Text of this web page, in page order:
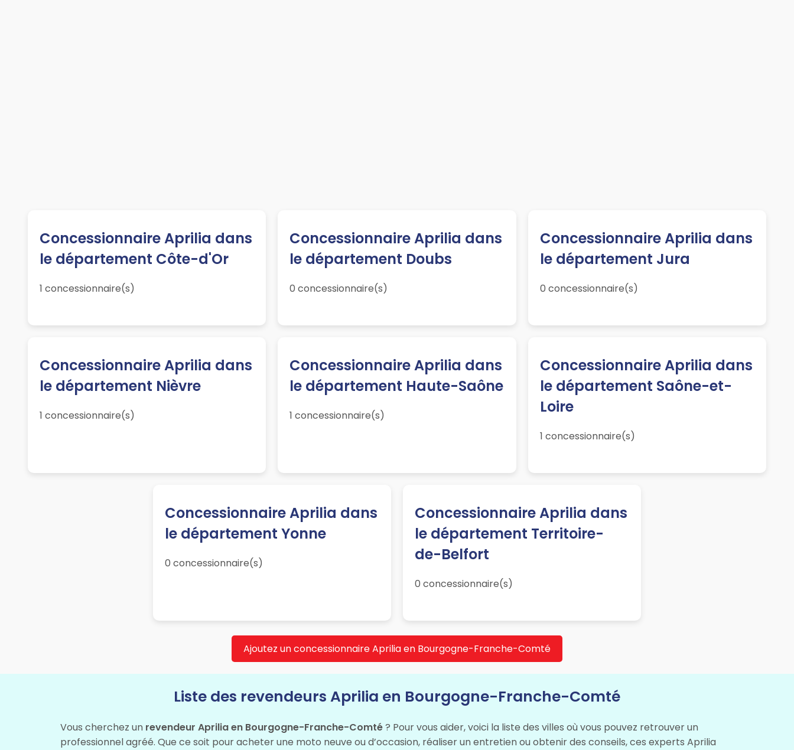
Concessionnaire Aprilia dans
le département Côte-d'Or
1 concessionnaire(s)
Concessionnaire Aprilia dans
le département Doubs
0 concessionnaire(s)
Concessionnaire Aprilia dans
le département Jura
0 concessionnaire(s)
Concessionnaire Aprilia dans
le département Nièvre
1 concessionnaire(s)
Concessionnaire Aprilia dans
le département Haute-Saône
1 concessionnaire(s)
Concessionnaire Aprilia dans
le département Saône-et-
Loire
1 concessionnaire(s)
Concessionnaire Aprilia dans
le département Yonne
0 concessionnaire(s)
Concessionnaire Aprilia dans
le département Territoire-
de-Belfort
0 concessionnaire(s)
Ajoutez un concessionnaire Aprilia en Bourgogne-Franche-Comté
Liste des revendeurs Aprilia en Bourgogne-Franche-Comté
Vous cherchez un revendeur Aprilia en Bourgogne-Franche-Comté? Pour vous aider, voici la liste des villes où vous pouvez retrouver un
professionnel agréé. Que ce soit pour acheter une moto neuve ou d’occasion, réaliser un entretien ou obtenir des conseils, ces experts Aprilia